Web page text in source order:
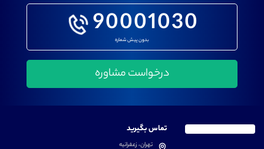
90001030
بدون پیش شماره
تماس بگیرید
تهران، زعفرانیه